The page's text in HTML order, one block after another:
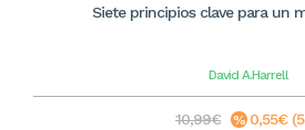
Siete principios clave para un
David A.Harrell
10,99€ 0,55€